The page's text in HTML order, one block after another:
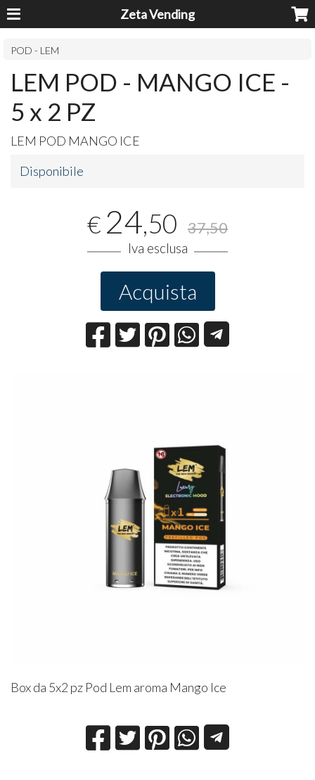
Zeta Vending
POD - LEM
LEM POD - MANGO ICE -
5 x 2 PZ
LEM POD MANGO ICE
Disponibile
€ 24,50 37,50
Iva esclusa
Acquista
Box da 5x2 pz Pod Lem aroma Mango Ice